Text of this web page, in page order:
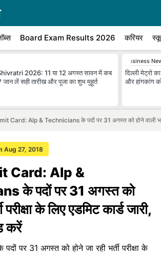
Board Exam Results 2026 करियर
2026: 11 या 12 अगस्त सावन में कब
लें सही तारीख और पूजा का शुभ मुहूर्त
Business
दिल्ली मेट्रो
और हांगकांग
Card: Alp & Technicians के पदों पर 31 अगस्त को होने वाली भर्ती
Aug 27, 2018
Card: Alp &
के पदों पर 31 अगस्त को
परीक्षा के लिए एडमिट कार्ड जारी,
करें
पर 31 अगस्त को होने जा रही भर्ती परीक्षा के